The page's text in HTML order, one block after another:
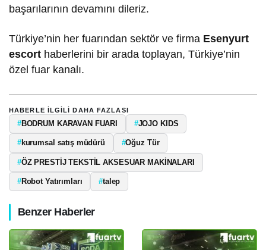
başarılarının devamını dileriz.
Türkiye’nin her fuarından sektör ve firma Esenyurt
escort haberlerini bir arada toplayan, Türkiye’nin
özel fuar kanalı.
HABERLE ILGILI DAHA FAZLASI
#BODRUM KARAVAN FUARI #JOJO KIDS
#kurumsal satış müdürü #Oğuz Tür
#ÖZ PRESTİJ TEKSTİL AKSESUAR MAKİNALARI
#Robot Yatırımları #talep
Benzer Haberler